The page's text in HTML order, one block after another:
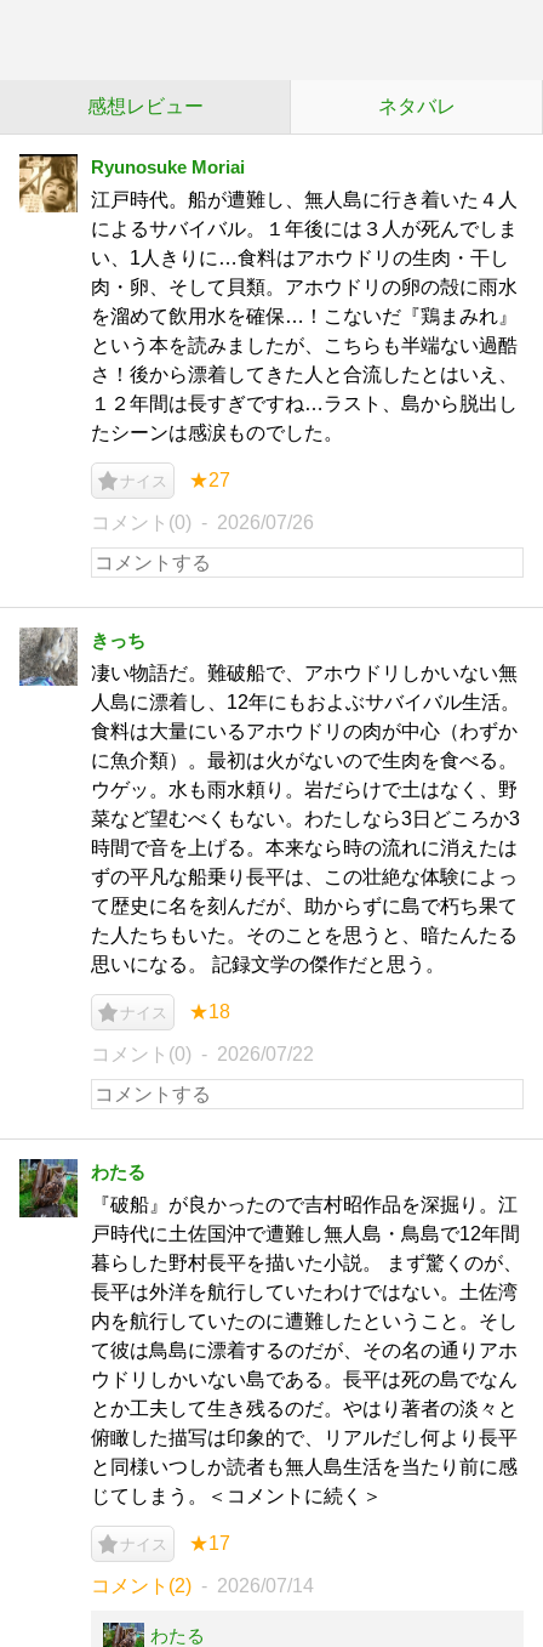
感想レビュー ネタバレ
Ryunosuke Moriai
江戸時代。船が遭難し、無人島に行き着いた４人
によるサバイバル。１年後には３人が死んでしま
い、1人きりに…食料はアホウドリの生肉・干し
肉・卵、そして貝類。アホウドリの卵の殻に雨水
を溜めて飲用水を確保…！こないだ『鶏まみれ』
という本を読みましたが、こちらも半端ない過酷
さ！後から漂着してきた人と合流したとはいえ、
１２年間は長すぎですね…ラスト、島から脱出し
たシーンは感涙ものでした。
ナイス ★27
コメント(0) 2026/07/26
きっち
凄い物語だ。難破船で、アホウドリしかいない無
人島に漂着し、12年にもおよぶサバイバル生活。
食料は大量にいるアホウドリの肉が中心（わずか
に魚介類）。最初は火がないので生肉を食べる。
ウゲッ。水も雨水頼り。岩だらけで土はなく、野
菜など望むべくもない。わたしなら3日どころか3
時間で音を上げる。本来なら時の流れに消えたは
ずの平凡な船乗り長平は、この壮絶な体験によっ
て歴史に名を刻んだが、助からずに島で朽ち果て
た人たちもいた。そのことを思うと、暗たんたる
思いになる。 記録文学の傑作だと思う。
ナイス ★18
コメント(0) 2026/07/22
わたる
『破船』が良かったので吉村昭作品を深掘り。江
戸時代に土佐国沖で遭難し無人島・鳥島で12年間
暮らした野村長平を描いた小説。 まず驚くのが、
長平は外洋を航行していたわけではない。土佐湾
内を航行していたのに遭難したということ。そし
て彼は鳥島に漂着するのだが、その名の通りアホ
ウドリしかいない島である。長平は死の島でなん
とか工夫して生き残るのだ。やはり著者の淡々と
俯瞰した描写は印象的で、リアルだし何より長平
と同様いつしか読者も無人島生活を当たり前に感
じてしまう。＜コメントに続く＞
ナイス ★17
コメント(2) 2026/07/14
わたる